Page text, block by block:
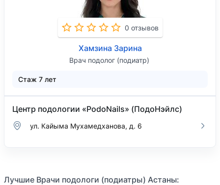
0 отзывов
Хамзина Зарина
Врач подолог (подиатр)
Стаж 7 лет
Центр подологии «PodoNails» (ПодоНэйлс)
ул. Кайыма Мухамедханова, д. 6
Лучшие Врачи подологи (подиатры) Астаны: